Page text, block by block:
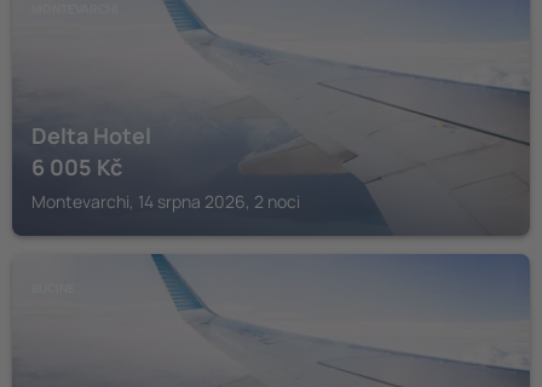
Delta Hotel
6 005 Kč
Montevarchi, 14 srpna 2026, 2 noci